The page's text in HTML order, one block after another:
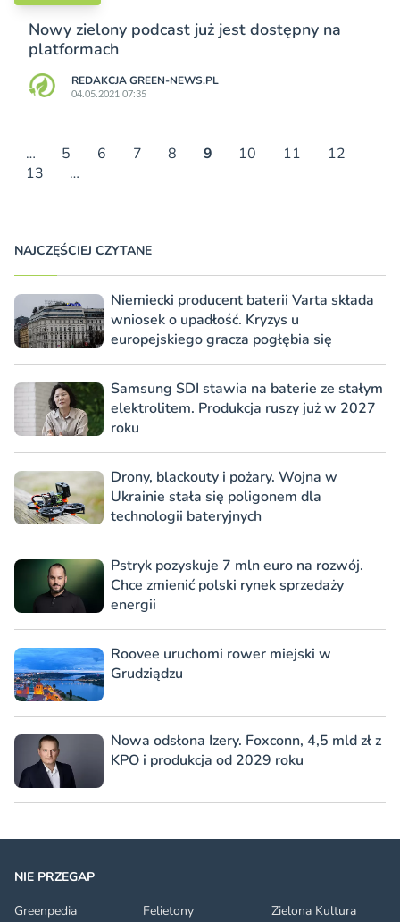
Nowy zielony podcast już jest dostępny na
platformach
REDAKCJA GREEN-NEWS.PL
04.05.2021 07:35
… 5 6 7 8 9 10 11
12
13
…
NAJCZĘŚCIEJ CZYTANE
Niemiecki producent baterii Varta składa
wniosek o upadłość. Kryzys u
europejskiego gracza pogłębia się
Samsung SDI stawia na baterie ze stałym
elektrolitem. Produkcja ruszy już w 2027
roku
Drony, blackouty i pożary. Wojna w
Ukrainie stała się poligonem dla
technologii bateryjnych
Pstryk pozyskuje 7 mln euro na rozwój.
Chce zmienić polski rynek sprzedaży
energii
Roovee uruchomi rower miejski w
Grudziądzu
Nowa odsłona Izery. Foxconn, 4,5 mld zł z
KPO i produkcja od 2029 roku
NIE PRZEGAP
Greenpedia
Felietony Zielona Kultura